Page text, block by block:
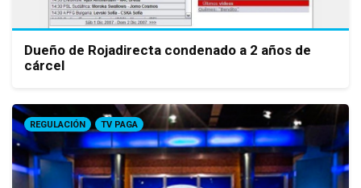
Dueño de Rojadirecta condenado a 2 años de
cárcel
REGULACIÓN TV PAGA